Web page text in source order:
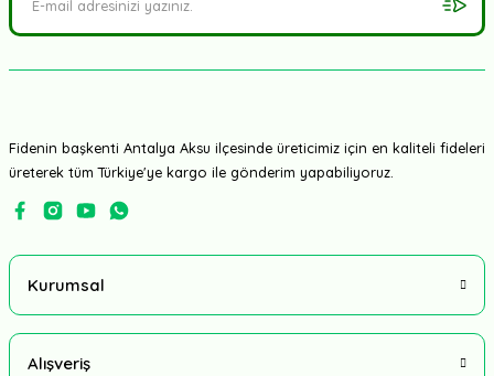
Fidenin başkenti Antalya Aksu ilçesinde üreticimiz için en kaliteli fideleri
üreterek tüm Türkiye'ye kargo ile gönderim yapabiliyoruz.
Kurumsal
Alışveriş